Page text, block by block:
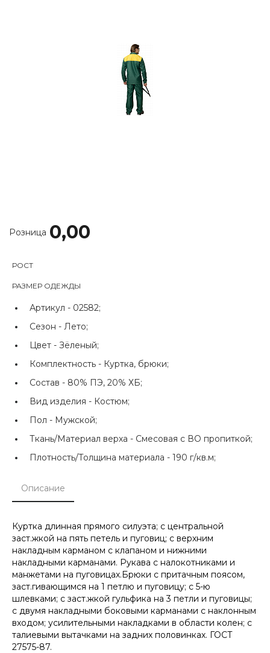
Розница 0,00
РОСТ
РАЗМЕР ОДЕЖДЫ
Артикул - 02582;
Сезон - Лето;
Цвет - Зёленый;
Комплектность - Куртка, брюки;
Состав - 80% ПЭ, 20% ХБ;
Вид изделия - Костюм;
Пол - Мужской;
Ткань/Материал верха - Смесовая с ВО пропиткой;
Плотность/Толщина материала - 190 г/кв.м;
Описание
Куртка длинная прямого силуэта; с центральной
заст.жкой на пять петель и пуговиц; с верхним
накладным карманом с клапаном и нижними
накладными карманами. Рукава с налокотниками и
манжетами на пуговицах.Брюки с притачным поясом,
заст.гивающимся на 1 петлю и пуговицу; с 5-ю
шлевками; с заст.жкой гульфика на 3 петли и пуговицы;
с двумя накладными боковыми карманами с наклонным
входом; усилительными накладками в области колен; с
талиевыми вытачками на задних половинках. ГОСТ
27575-87.